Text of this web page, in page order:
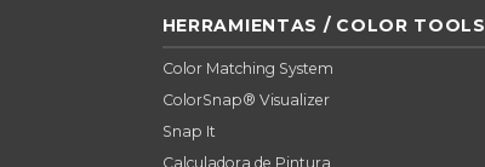
HERRAMIENTAS / COLOR TOOLS
Color Matching System
ColorSnap® Visualizer
Snap It
Calculadora de Pintura